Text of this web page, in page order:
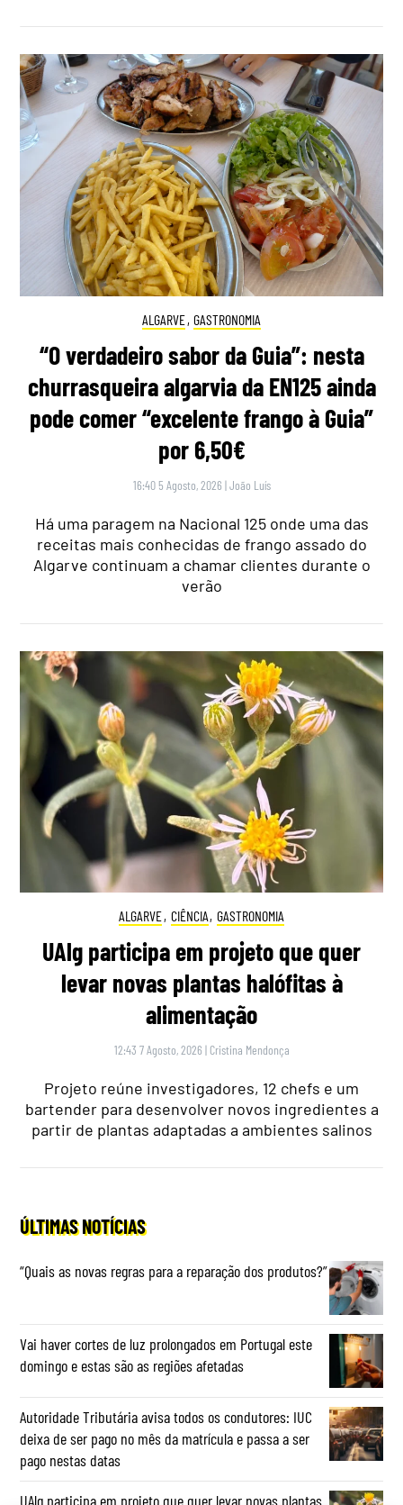
ALGARVE, GASTRONOMIA
“O verdadeiro sabor da Guia”: nesta
churrasqueira algarvia da EN125 ainda
pode comer “excelente frango à Guia”
por 6,50€
16:40 5 Agosto, 2026 |João Luís
Há uma paragem na Nacional 125 onde uma das
receitas mais conhecidas de frango assado do
Algarve continuam a chamar clientes durante o
verão
ALGARVE, CIÊNCIA, GASTRONOMIA
UAlg participa em projeto que quer
levar novas plantas halófitas à
alimentação
12:43 7 Agosto, 2026 | Cristina Mendonça
Projeto reúne investigadores, 12 chefs e um
bartender para desenvolver novos ingredientes a
partir de plantas adaptadas a ambientes salinos
ÚLTIMAS NOTÍCIAS
“Quais as novas regras para a reparação dos produtos?”
Vai haver cortes de luz prolongados em Portugal este
domingo e estas são as regiões afetadas
Autoridade Tributária avisa todos os condutores: IUC
deixa de ser pago no mês da matrícula e passa a ser
pago nestas datas
UAlg participa em projeto que quer levar novas plantas